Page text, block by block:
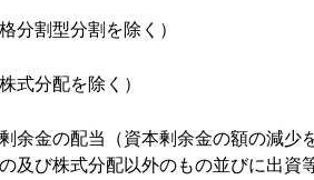
分割型分割を除く）
式分配を除く）
余金の配当（資本剰余金の額の減少
及び株式分配以外のもの並びに出資